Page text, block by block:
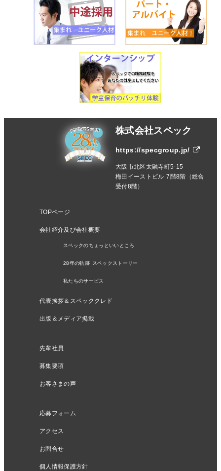
株式会社スペック
https://specgroup.jp/
大阪市北区太融寺町5-15
梅田イーストビル 7階8階（総合
受付8階）
TOPページ
会社紹介及び会社概要
スペックのちょっといいところ
28年の軌跡 スペックストーリー
私たちのサービス
代表挨拶＆スペッククレド
出版＆メディア掲載
先輩社員
募集要項
お客さまの声
応募フォーム
アクセス
お問合せ
個人情報保護方針